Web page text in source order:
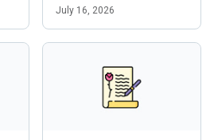
July 16, 2026